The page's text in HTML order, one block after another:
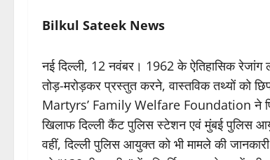
Bilkul Sateek News
नई दिल्ली, 12 नवंबर। 1962 के ऐतिहासिक रेजांग
तोड़-मरोड़कर प्रस्तुत करने, वास्तविक तथ्यों को
Martyrs’ Family Welfare Foundation ने
खिलाफ दिल्ली कैंट पुलिस स्टेशन एवं मुंबई पुलिस
वहीं, दिल्ली पुलिस आयुक्त को भी मामले की